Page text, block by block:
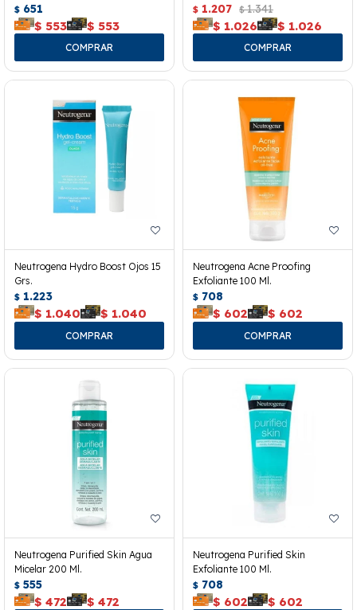
$ 651
$ 553 $ 553
$ 1.207 $ 1.341
$ 1.026 $ 1.026
Neutrogena Hydro Boost Ojos 15
Grs.
$ 1.223
$ 1.040 $ 1.040
Neutrogena Acne Proofing
Exfoliante 100 Ml.
$ 708
$ 602 $ 602
Neutrogena Purified Skin Agua
Micelar 200 Ml.
$ 555
$ 472 $ 472
Neutrogena Purified Skin
Exfoliante 100 Ml.
$ 708
$ 602 $ 602